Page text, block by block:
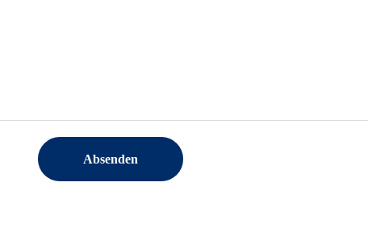
Absenden